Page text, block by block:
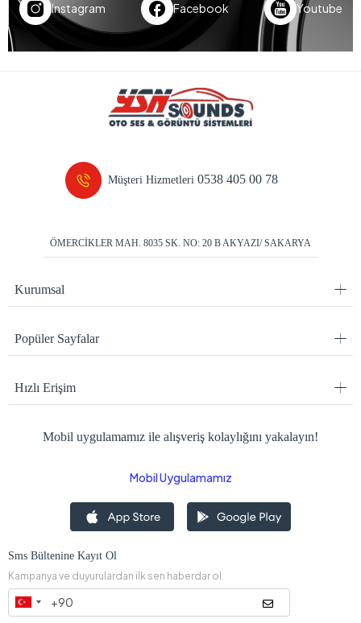
Instagram Facebook Youtube
Müşteri Hizmetleri0538 405 00 78
ÖMERCİKLER MAH. 8035 SK. NO: 20 B AKYAZI/ SAKARYA
Kurumsal
Popüler Sayfalar
Hızlı Erişim
Mobil uygulamamız ile alışveriş kolaylığını yakalayın!
Mobil Uygulamamız
Sms Bültenine Kayıt Ol
Kampanya ve duyurulardan ilk sen haberdar ol.